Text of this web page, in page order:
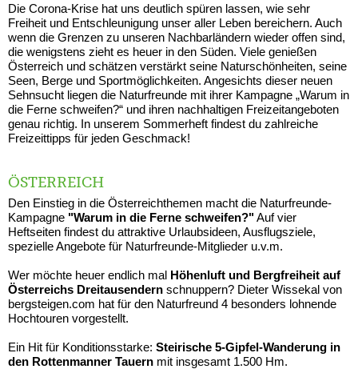
Die Corona-Krise hat uns deutlich spüren lassen, wie sehr
Freiheit und Entschleunigung unser aller Leben bereichern. Auch
wenn die Grenzen zu unseren Nachbarländern wieder offen sind,
die wenigstens zieht es heuer in den Süden. Viele genießen
Österreich und schätzen verstärkt seine Naturschönheiten, seine
Seen, Berge und Sportmöglichkeiten. Angesichts dieser neuen
Sehnsucht liegen die Naturfreunde mit ihrer Kampagne „Warum in
die Ferne schweifen?“ und ihren nachhaltigen Freizeitangeboten
genau richtig. In unserem Sommerheft findest du zahlreiche
Freizeittipps für jeden Geschmack!
ÖSTERREICH
Den Einstieg in die Österreichthemen macht die Naturfreunde-
Kampagne "Warum in die Ferne schweifen?"Auf vier
Heftseiten findest du attraktive Urlaubsideen, Ausflugsziele,
spezielle Angebote für Naturfreunde-Mitglieder u.v.m.
Wer möchte heuer endlich mal Höhenluft und Bergfreiheit auf
Österreichs Dreitausendern schnuppern? Dieter Wissekal von
bergsteigen.com hat für den Naturfreund 4 besonders lohnende
Hochtouren vorgestellt.
Ein Hit für Konditionsstarke: Steirische 5-Gipfel-Wanderung in
den Rottenmanner Tauern mit insgesamt 1.500 Hm.